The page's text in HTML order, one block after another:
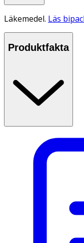
Läkemedel. Läs
Produktfakta